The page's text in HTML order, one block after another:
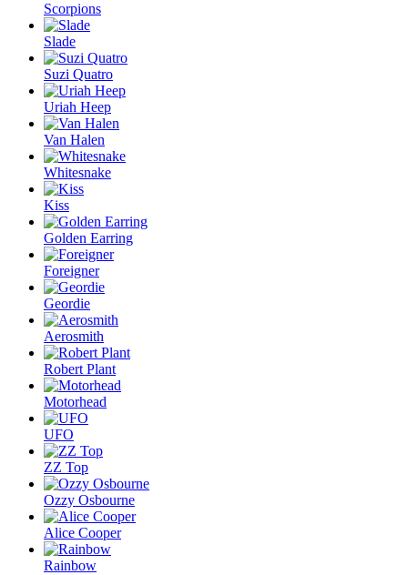
Scorpions
Slade
Suzi Quatro
Uriah Heep
Van Halen
Whitesnake
Kiss
Golden Earring
Foreigner
Geordie
Aerosmith
Robert Plant
Motorhead
UFO
ZZ Top
Ozzy Osbourne
Alice Cooper
Rainbow